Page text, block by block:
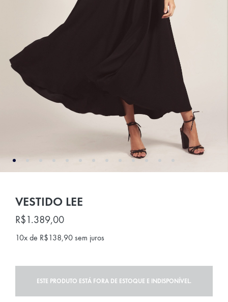
VESTIDO LEE
R$1.389,00
10x de R$138,90 sem juros
ESTE PRODUTO ESTÁ FORA DE ESTOQUE E INDISPONÍVEL.